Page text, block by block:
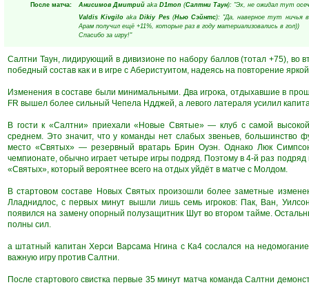
После матча: Анисимов Дмитрий aka D1mon (Салтни Таун): "Эх, не ожидал тут
Valdis Kivgilo aka Dikiy Pes (Нью Сэйнтс): "Да, наверное тут ничья
Арам получил ещё +11%, которые раз в году материализовались в гол))
Спасибо за игру!"
Салтни Таун, лидирующий в дивизионе по набору баллов (тотал +75), во
победный состав как и в игре с Аберистуитом, надеясь на повторение
Изменения в составе были минимальными. Два игрока, отдыхавшие в
FR вышел более сильный Чепела Ндджей, а левого латераля усилил
В гости к «Салтни» приехали «Новые Святые» — клуб с самой
среднем. Это значит, что у команды нет слабых звеньев, большинство
место «Святых» — резервный вратарь Брин Оуэн. Однако Люк
чемпионате, обычно играет четыре игры подряд. Поэтому в 4-й раз подряд
«Святых», который вероятнее всего на отдых уйдёт в матче с Молдом.
В стартовом составе Новых Святых произошли более заметные
Лладнидлос, с первых минут вышли лишь семь игроков: Пак, Ван,
появился на замену опорный полузащитник Шут во втором тайме.
полны сил.
а штатный капитан Херси Варсама Нгина с Ка4 сослался на
важную игру против Салтни.
После стартового свистка первые 35 минут матча команда Салтни